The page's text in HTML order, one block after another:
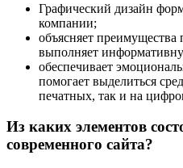
Графический дизайн
компании;
объясняет преимущества
выполняет
обеспечивает
помогает выделиться
печатных, так и на
Из каких элементов
современного сайта?